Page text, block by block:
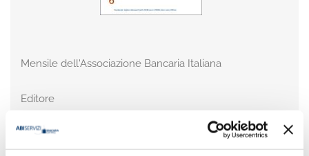
Mensile dell'Associazione Bancaria Italiana
Editore